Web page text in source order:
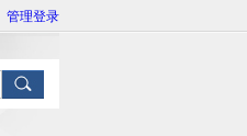
管理登录